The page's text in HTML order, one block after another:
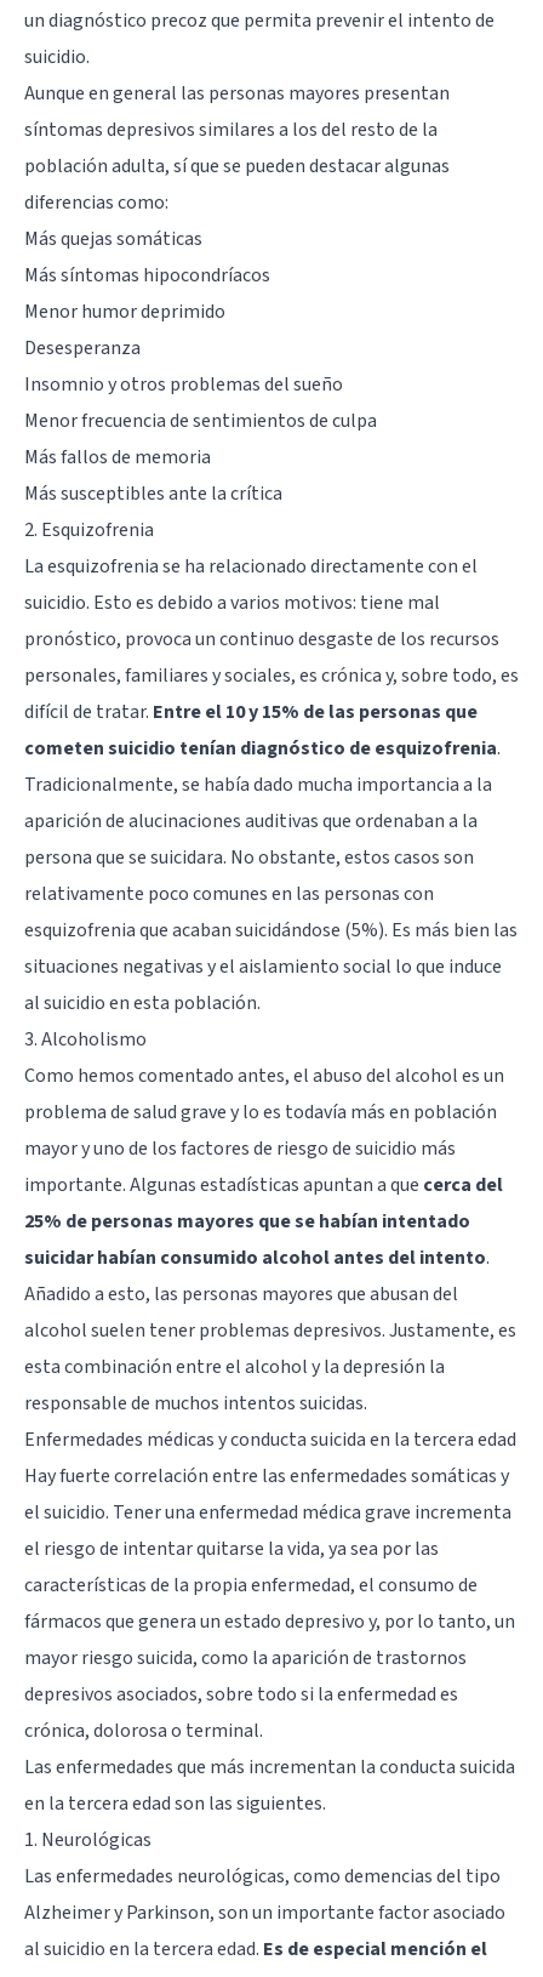
un diagnóstico precoz que permita prevenir el intento de
suicidio.
Aunque en general las personas mayores presentan
síntomas depresivos similares a los del resto de la
población adulta, sí que se pueden destacar algunas
diferencias como:
Más quejas somáticas
Más síntomas hipocondríacos
Menor humor deprimido
Desesperanza
Insomnio y otros problemas del sueño
Menor frecuencia de sentimientos de culpa
Más fallos de memoria
Más susceptibles ante la crítica
2. Esquizofrenia
Laesquizofreniase ha relacionado directamente con el
suicidio. Esto es debido a varios motivos: tiene mal
pronóstico, provoca un continuo desgaste de los recursos
personales, familiares y sociales, es crónica y, sobre todo, es
difícil de tratar. Entre el 10 y 15% de las personas que
cometen suicidio tenían diagnóstico de esquizofrenia.
Tradicionalmente, se había dado mucha importancia a la
aparición de alucinaciones auditivas que ordenaban a la
persona que se suicidara. No obstante, estos casos son
relativamente poco comunes en las personas con
esquizofrenia que acaban suicidándose (5%). Es más bien las
situaciones negativas y el aislamiento social lo que induce
al suicidio en esta población.
3. Alcoholismo
Como hemos comentado antes, el abuso del alcohol es un
problema de salud grave y lo es todavía más en población
mayor y uno de los factores de riesgo de suicidio más
importante. Algunas estadísticas apuntan a que cerca del
25% de personas mayores que se habían intentado
suicidar habían consumido alcohol antes del intento.
Añadido a esto, las personas mayores que abusan del
alcohol suelen tener problemas depresivos. Justamente, es
esta combinación entre el alcohol y la depresión la
responsable de muchos intentos suicidas.
Enfermedades médicas y conducta suicida en la tercera edad
Hay fuerte correlación entre las enfermedades somáticas y
el suicidio. Tener una enfermedad médica grave incrementa
el riesgo de intentar quitarse la vida, ya sea por las
características de la propia enfermedad, el consumo de
fármacos que genera un estado depresivo y, por lo tanto, un
mayor riesgo suicida, como la aparición de trastornos
depresivos asociados, sobre todo si la enfermedad es
crónica, dolorosa o terminal.
Las enfermedades que más incrementan la conducta suicida
en la tercera edad son las siguientes.
1. Neurológicas
Las enfermedades neurológicas, como demencias del tipo
Alzheimer y Parkinson, son un importante factor asociado
al suicidio en la tercera edad. Es de especial mención el